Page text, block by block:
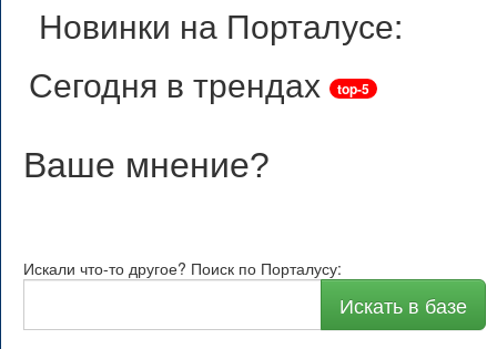
Новинки на Порталусе:
Сегодня в трендах
top-5
Ваше мнение?
Искали что-то другое? Поиск по Порталусу:
Искать в базе